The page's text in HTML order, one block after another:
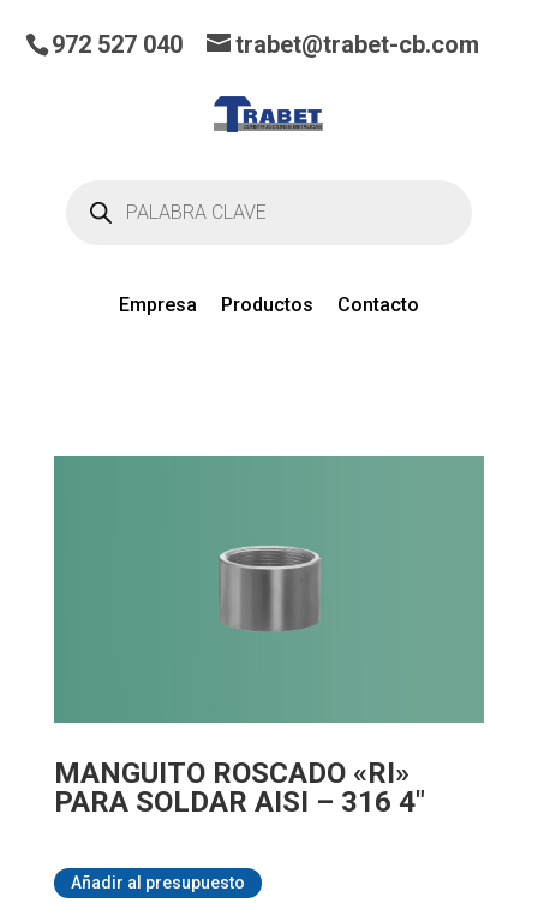
productos
Empresa Productos Contacto
972 527 040 trabet@trabet-cb.com
MANGUITO ROSCADO «RI»
PARA SOLDAR AISI – 316 4″
Añadir al presupuesto